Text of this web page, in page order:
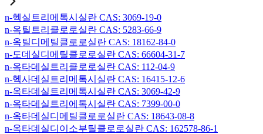
n-헥실트리메톡시실란 CAS: 3069-19-0
n-옥틸트리클로로실란 CAS: 5283-66-9
n-옥틸디메틸클로로실란 CAS: 18162-84-0
n-도데실디메틸클로로실란 CAS: 66604-31-7
n-옥타데실트리클로로실란 CAS: 112-04-9
n-헥사데실트리메톡시실란 CAS: 16415-12-6
n-옥타데실트리메톡시실란 CAS: 3069-42-9
n-옥타데실트리에톡시실란 CAS: 7399-00-0
n-옥타데실디메틸클로로실란 CAS: 18643-08-8
n-옥타데실디이소부틸클로로실란 CAS: 162578-86-1